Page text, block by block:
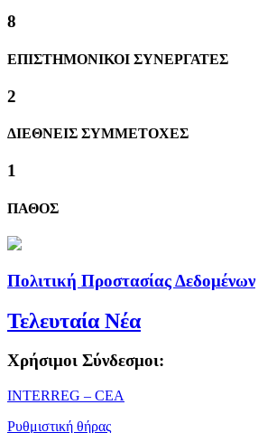
8
ΕΠΙΣΤΗΜΟΝΙΚΟΙ ΣΥΝΕΡΓΑΤΕΣ
2
ΔΙΕΘΝΕΙΣ ΣΥΜΜΕΤΟΧΕΣ
1
ΠΑΘΟΣ
Πολιτική Προστασίας Δεδομένων
Τελευταία Νέα
Χρήσιμοι Σύνδεσμοι:
ΙΝΤΕRREG – CEA
Ρυθμιστική θήρας